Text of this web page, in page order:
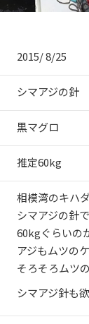
2015/ 8/25
シマアジの針
黒マグロ
推定60kg
相模湾のキハ
シマアジの針
60kgぐらいの
アジもムツの
そろそろムツ
シマアジ針も